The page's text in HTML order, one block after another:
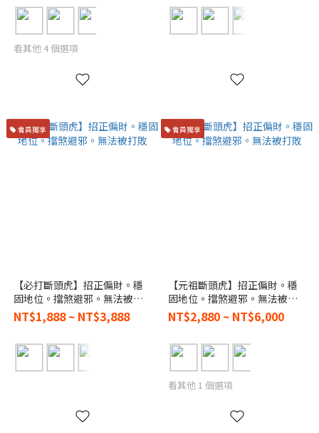
看其他 4 個選項
會員獨享
【必打斷頭虎】招正偏財。穩
固地位。擋煞避邪。無法被打
敗
NT$1,888 ~ NT$3,888
會員獨享
【元祖斷頭虎】招正偏財。穩
固地位。擋煞避邪。無法被打
敗
NT$2,880 ~ NT$6,000
看其他 1 個選項